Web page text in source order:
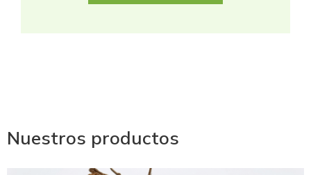
Nuestros productos